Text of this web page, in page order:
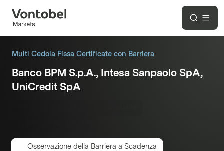
Multi Cedola Fissa Certificate con Barriera
Banco BPM S.p.A., Intesa Sanpaolo SpA,
UniCredit SpA
Osservazione della Barriera a Scadenza